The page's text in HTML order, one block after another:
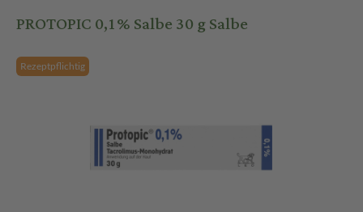
PROTOPIC 0,1% Salbe 30 g Salbe
Rezeptpflichtig